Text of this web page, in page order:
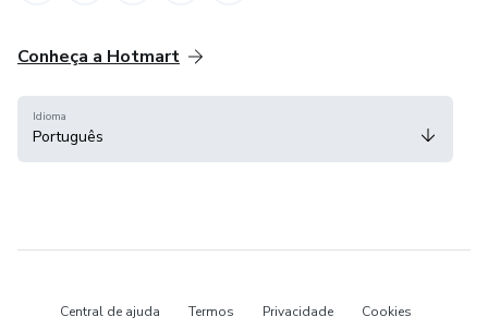
Conheça a Hotmart
Idioma
Português
Central de ajuda Termos Privacidade Cookies